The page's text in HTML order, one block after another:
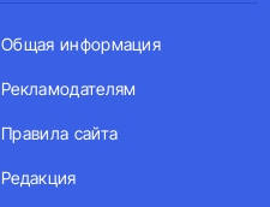
Общая информация
Рекламодателям
Правила сайта
Редакция